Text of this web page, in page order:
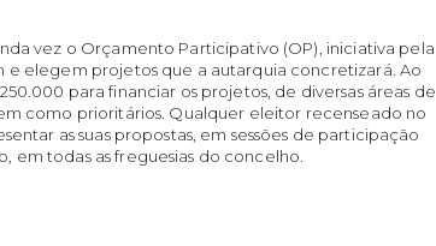
vez o Orçamento Participativo (OP), iniciativa pela
e elegem projetos que a autarquia concretizará. Ao
para financiar os projetos, de diversas áreas de
como prioritários. Qualquer eleitor recenseado no
as suas propostas, em sessões de participação
todas as freguesias do concelho.